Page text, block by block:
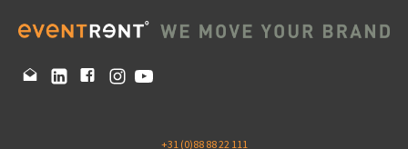
+31 (0)88 88 22 111